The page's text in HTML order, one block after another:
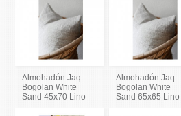
Almohadón Jaq
Bogolan White
Sand 45x70 Lino
Almohadón Jaq
Bogolan White
Sand 65x65 Lino